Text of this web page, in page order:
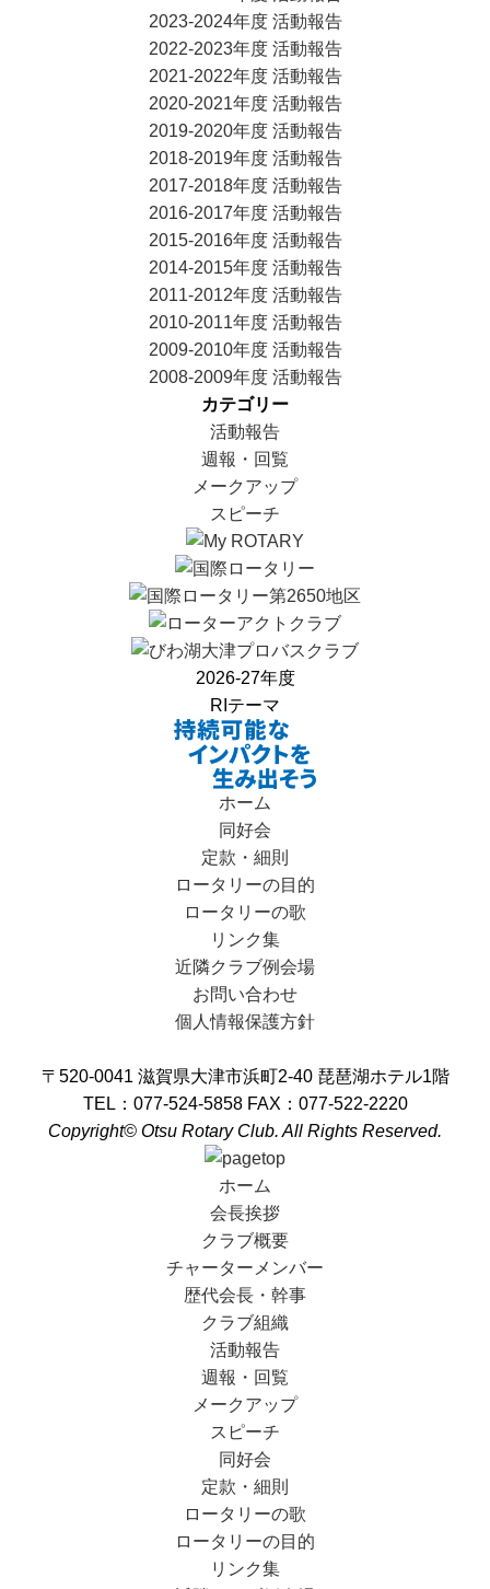
2023-2024年度 活動報告
2022-2023年度 活動報告
2021-2022年度 活動報告
2020-2021年度 活動報告
2019-2020年度 活動報告
2018-2019年度 活動報告
2017-2018年度 活動報告
2016-2017年度 活動報告
2015-2016年度 活動報告
2014-2015年度 活動報告
2011-2012年度 活動報告
2010-2011年度 活動報告
2009-2010年度 活動報告
2008-2009年度 活動報告
カテゴリー
活動報告
週報・回覧
メークアップ
スピーチ
2026-27年度
RIテーマ
ホーム
同好会
定款・細則
ロータリーの目的
ロータリーの歌
リンク集
近隣クラブ例会場
お問い合わせ
個人情報保護方針
〒520-0041 滋賀県大津市浜町2-40 琵琶湖ホテル1階
TEL：077-524-5858 FAX：077-522-2220
Copyright© Otsu Rotary Club. All Rights Reserved.
ホーム
会長挨拶
クラブ概要
チャーターメンバー
歴代会長・幹事
クラブ組織
活動報告
週報・回覧
メークアップ
スピーチ
同好会
定款・細則
ロータリーの歌
ロータリーの目的
リンク集